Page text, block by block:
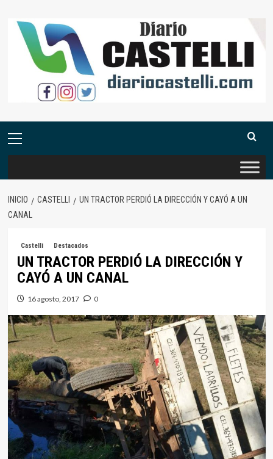
contenido
Menú
INICIO CASTELLI
UN TRACTOR PERDIÓ LA DIRECCIÓN Y CAYÓ A UN
CANAL
Castelli Destacados
UN TRACTOR PERDIÓ LA DIRECCIÓN Y
CAYÓ A UN CANAL
16 agosto, 2017 0